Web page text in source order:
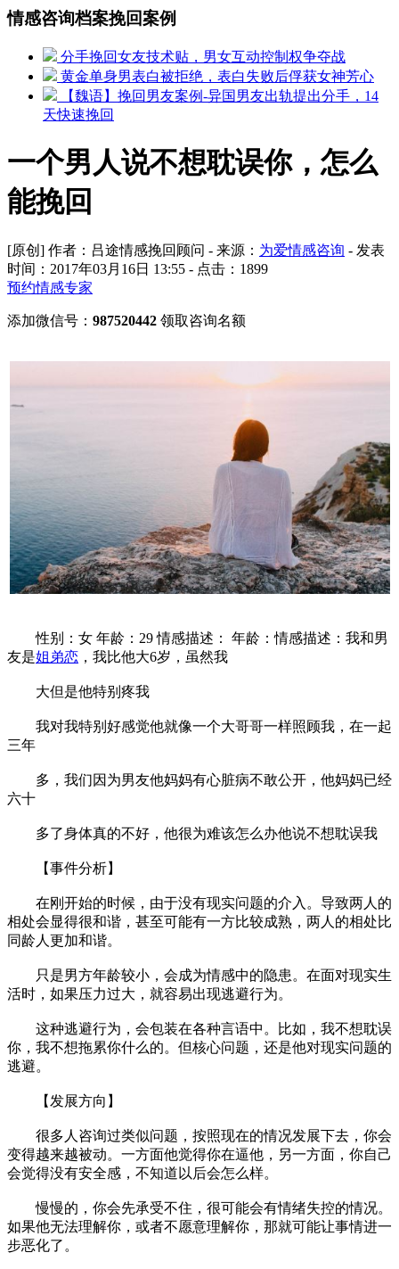
情感咨询档案挽回案例
分手挽回女友技术贴，男女互动控制权争夺战
黄金单身男表白被拒绝，表白失败后俘获女神芳心
【魏语】挽回男友案例-异国男友出轨提出分手，14
天快速挽回
一个男人说不想耽误你，怎么
能挽回
[原创] 作者：吕途情感挽回顾问 - 来源： 为爱情感咨询 - 发表
时间：2017年03月16日 13:55 - 点击： 1899
预约情感专家
添加微信号： 987520442 领取咨询名额
性别：女 年龄：29 情感描述： 年龄：情感描述：我和男
友是姐弟恋 ，我比他大6岁，虽然我
大但是他特别疼我
我对我特别好感觉他就像一个大哥哥一样照顾我，在一起
三年
多，我们因为男友他妈妈有心脏病不敢公开，他妈妈已经
六十
多了身体真的不好，他很为难该怎么办他说不想耽误我
【事件分析】
在刚开始的时候，由于没有现实问题的介入。导致两人的
相处会显得很和谐，甚至可能有一方比较成熟，两人的相处比
同龄人更加和谐。
只是男方年龄较小，会成为情感中的隐患。在面对现实生
活时，如果压力过大，就容易出现逃避行为。
这种逃避行为，会包装在各种言语中。比如，我不想耽误
你，我不想拖累你什么的。但核心问题，还是他对现实问题的
逃避。
【发展方向】
很多人咨询过类似问题，按照现在的情况发展下去，你会
变得越来越被动。一方面他觉得你在逼他，另一方面，你自己
会觉得没有安全感，不知道以后会怎么样。
慢慢的，你会先承受不住，很可能会有情绪失控的情况。
如果他无法理解你，或者不愿意理解你，那就可能让事情进一
步恶化了。